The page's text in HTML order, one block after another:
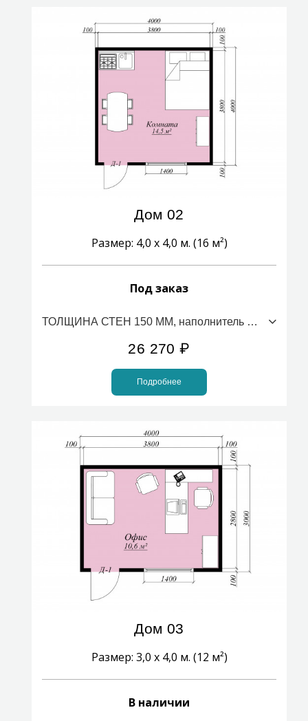
Дом 02
Размер: 4,0 х 4,0 м. (16 м²)
Под заказ
ТОЛЩИНА СТЕН 150 ММ, наполнитель ПСБС (стоимость за 1м2)
26 270 ₽
Подробнее
Дом 03
Размер: 3,0 х 4,0 м. (12 м²)
В наличии